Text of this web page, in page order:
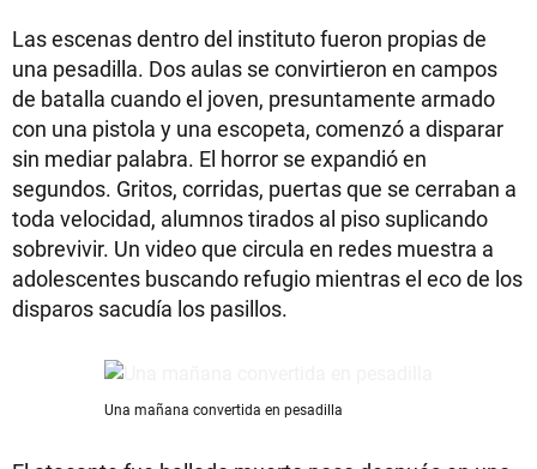
Las escenas dentro del instituto fueron propias de
una pesadilla. Dos aulas se convirtieron en campos
de batalla cuando el joven, presuntamente armado
con una pistola y una escopeta, comenzó a disparar
sin mediar palabra. El horror se expandió en
segundos. Gritos, corridas, puertas que se cerraban a
toda velocidad, alumnos tirados al piso suplicando
sobrevivir. Un video que circula en redes muestra a
adolescentes buscando refugio mientras el eco de los
disparos sacudía los pasillos.
Una mañana convertida en pesadilla